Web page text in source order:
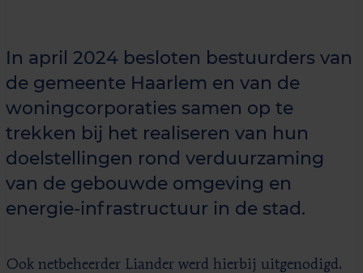
In april 2024 besloten bestuurders van
de gemeente Haarlem en van de
woningcorporaties samen op te
trekken bij het realiseren van hun
doelstellingen rond verduurzaming
van de gebouwde omgeving en
energie-infrastructuur in de stad.
Ook netbeheerder Liander werd hierbij uitgenodigd.